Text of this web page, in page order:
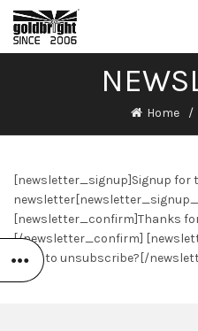
Home
[newsletter_signup]Signup for
[newsletter_confirm]Thanks
[/newsletter_confirm]
want to unsubscribe?[/